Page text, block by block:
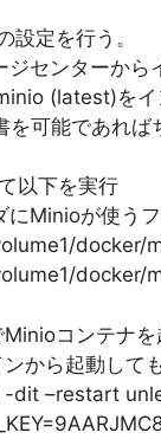
設定を行う。
センターから
(latest)をイ
可能であれば
以下を実行
にMinioが使う
docker/
docker/
コンテナ
から起動して
-dit –restart